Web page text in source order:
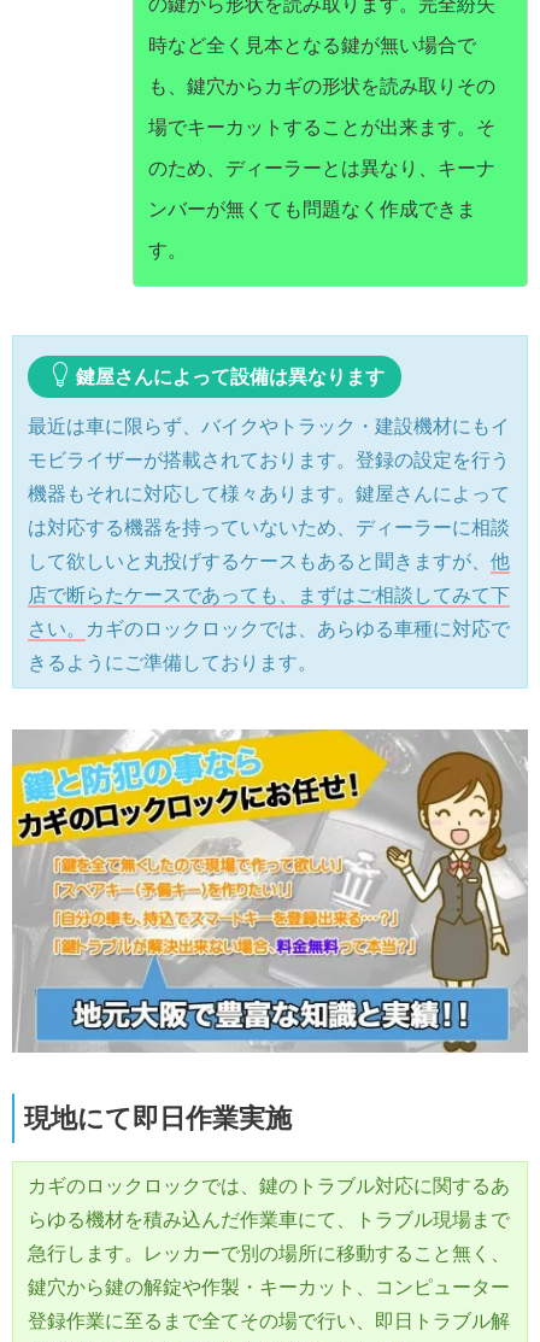
の鍵から形状を読み取ります。完全紛失
時など全く見本となる鍵が無い場合で
も、鍵穴からカギの形状を読み取りその
場でキーカットすることが出来ます。そ
のため、ディーラーとは異なり、キーナ
ンバーが無くても問題なく作成できま
す。
鍵屋さんによって設備は異なります
最近は車に限らず、バイクやトラック・建設機材にもイ
モビライザーが搭載されております。登録の設定を行う
機器もそれに対応して様々あります。鍵屋さんによって
は対応する機器を持っていないため、ディーラーに相談
して欲しいと丸投げするケースもあると聞きますが、 他
店で断らたケースであっても、まずはご相談してみて下
さい。
カギのロックロックでは、あらゆる車種に対応で
きるようにご準備しております。
現地にて即日作業実施
カギのロックロックでは、鍵のトラブル対応に関するあ
らゆる機材を積み込んだ作業車にて、トラブル現場まで
急行します。レッカーで別の場所に移動すること無く、
鍵穴から鍵の解錠や作製・キーカット、コンピューター
登録作業に至るまで全てその場で行い、即日トラブル解